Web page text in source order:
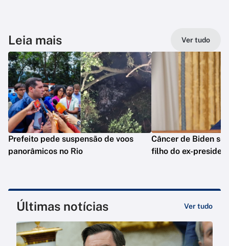
Leia mais Ver tudo
Prefeito pede suspensão de voos
panorâmicos no Rio
Câncer de Biden se
filho do ex-
Últimas notícias Ver tudo